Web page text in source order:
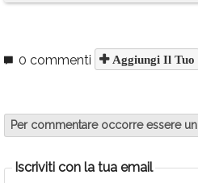
0 commenti Aggiungi Il Tuo
Per commentare occorre essere un
Iscriviti con la tua email